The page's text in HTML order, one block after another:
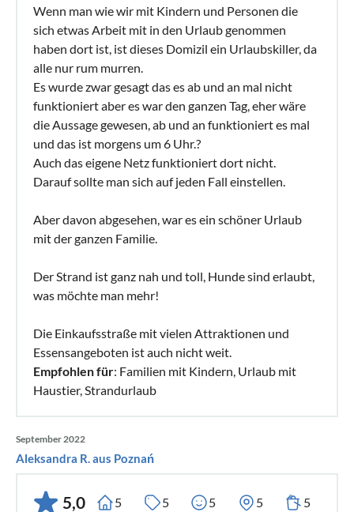
Wenn man wie wir mit Kindern und Personen die
sich etwas Arbeit mit in den Urlaub genommen
haben dort ist, ist dieses Domizil ein Urlaubskiller, da
alle nur rum murren.
Es wurde zwar gesagt das es ab und an mal nicht
funktioniert aber es war den ganzen Tag, eher wäre
die Aussage gewesen, ab und an funktioniert es mal
und das ist morgens um 6 Uhr.?
Auch das eigene Netz funktioniert dort nicht.
Darauf sollte man sich auf jeden Fall einstellen.
Aber davon abgesehen, war es ein schöner Urlaub
mit der ganzen Familie.
Der Strand ist ganz nah und toll, Hunde sind erlaubt,
was möchte man mehr!
Die Einkaufsstraße mit vielen Attraktionen und
Essensangeboten ist auch nicht weit.
Empfohlen für: Familien mit Kindern, Urlaub mit
Haustier, Strandurlaub
September 2022
Aleksandra R. aus Poznań
5,0 5 5 5 5 5